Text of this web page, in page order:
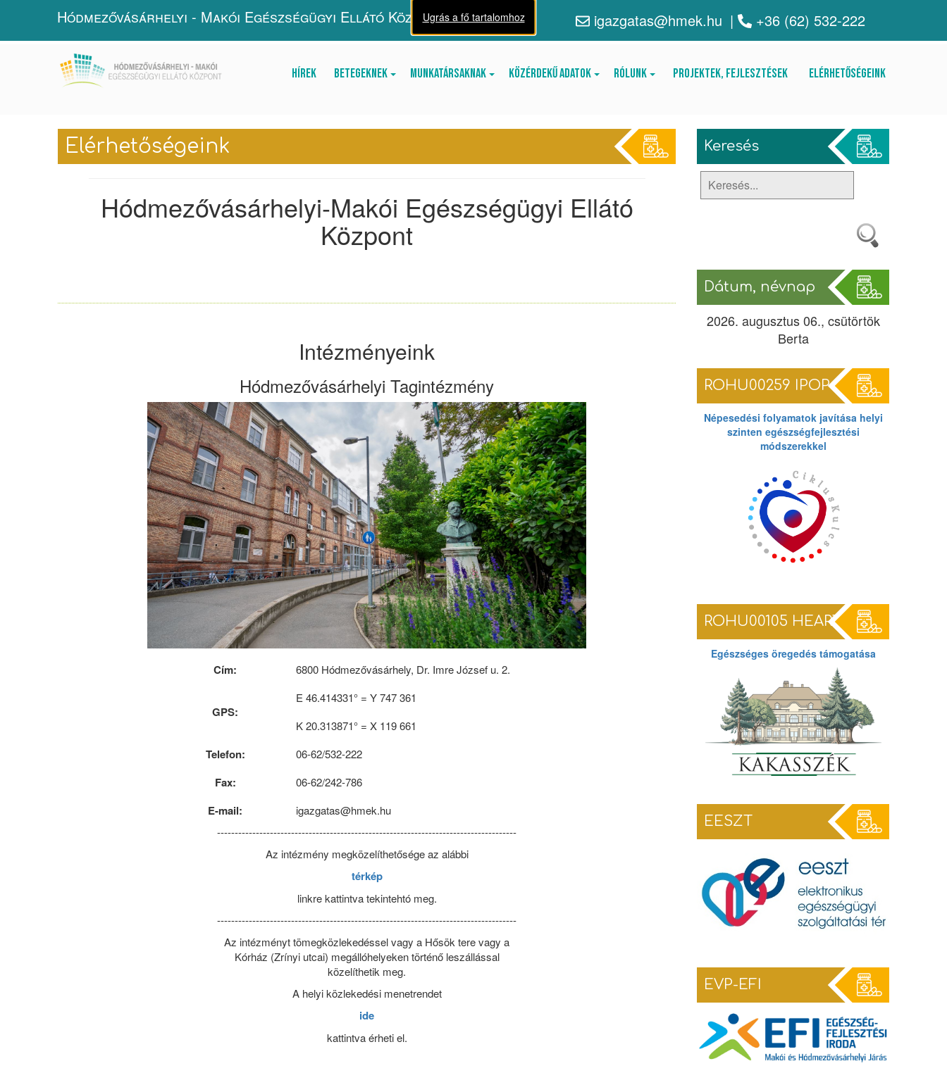
Ugrás a fő tartalomhoz
Hódmezővásárhelyi - Makói Egészségügyi Ellátó Központ igazgatas@hmek.hu | +36 (62) 532-222
Hírek Betegeknek Munkatársaknak Közérdekű adatok Rólunk Projektek, fejlesztések Elérhetőségeink
Elérhetőségeink
Hódmezővásárhelyi-Makói Egészségügyi Ellátó
Központ
Intézményeink
Hódmezővásárhelyi Tagintézmény
Cím: 6800 Hódmezővásárhely, Dr. Imre József u. 2.
GPS:
E 46.414331° = Y 747 361
K 20.313871° = X 119 661
Telefon: 06-62/532-222
Fax: 06-62/242-786
E-mail:
igazgatas@hmek.hu
-------------------------------------------------------------------------------------
Az intézmény megközelíthetősége az alábbi
térkép
linkre kattintva tekintehtó meg.
-------------------------------------------------------------------------------------
Az intézményt tömegközlekedéssel vagy a Hősök tere vagy a
Kórház (Zrínyi utcai) megállóhelyeken történő leszállással
közelíthetik meg.
A helyi közlekedési menetrendet
ide
kattintva érheti el.
Keresés
Dátum, névnap
2026. augusztus 06., csütörtök
Berta
ROHU00259 IPOP
Népesedési folyamatok javítása helyi
szinten egészségfejlesztési
módszerekkel
ROHU00105 HEARTS
Egészséges öregedés támogatása
EESZT
EVP-EFI